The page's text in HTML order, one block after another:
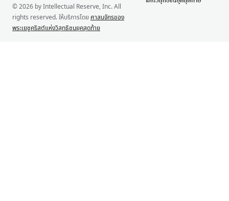
© 2026 by Intellectual Reserve, Inc. All
rights reserved. ให้บริการโดย ศาสนจักรของ
พระเยซูคริสต์แห่งวิสุทธิชนยุคสุดท้าย